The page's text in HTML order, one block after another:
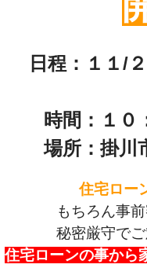
日程：１１/
時間：１０
場所：掛川
住宅ロー
もちろん事
秘密厳守で
住宅ローンの事から